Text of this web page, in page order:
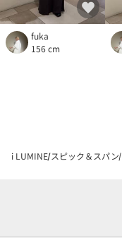
fuka
156 cm
i LUMINE スピック＆スパン